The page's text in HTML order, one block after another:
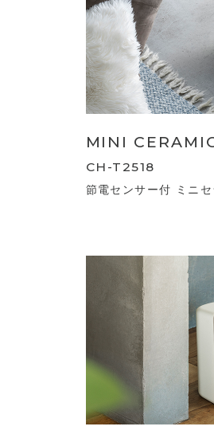
MINI
CH-T2518
節電センサー付 ミニ